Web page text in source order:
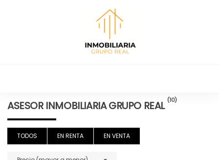
Grupo Real
departamentos,
terrenos y
locales
comerciales en
ASESOR INMOBILIARIA GRUPO REAL (10)
TODOS EN RENTA EN VENTA